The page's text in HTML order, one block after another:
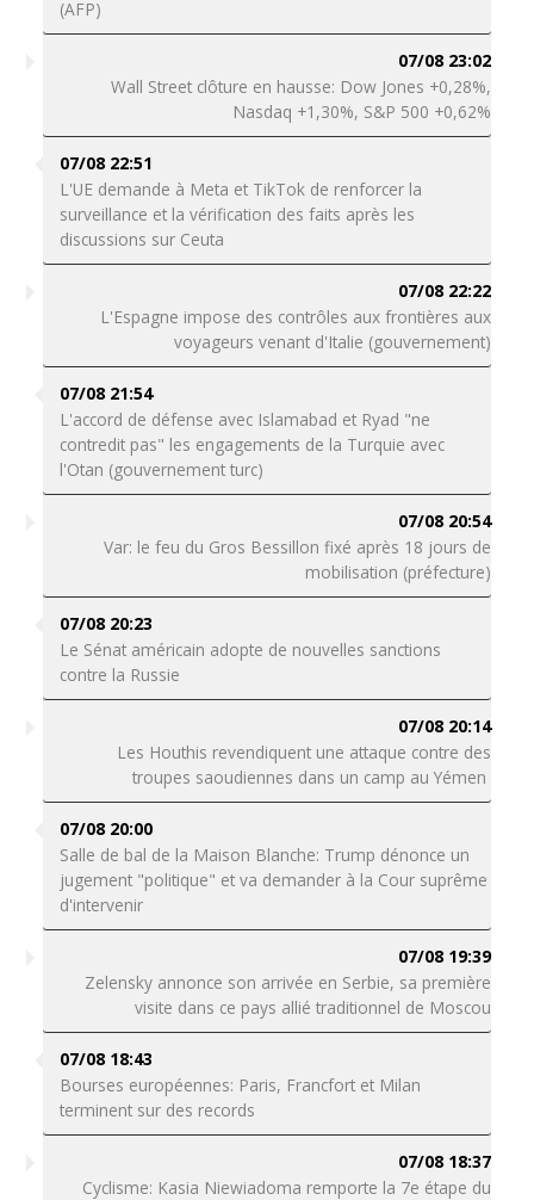
(AFP)
07/08 23:02
Wall Street clôture en hausse: Dow Jones +0,28%,
Nasdaq +1,30%, S&P 500 +0,62%
07/08 22:51
L'UE demande à Meta et TikTok de renforcer la
surveillance et la vérification des faits après les
discussions sur Ceuta
07/08 22:22
L'Espagne impose des contrôles aux frontières aux
voyageurs venant d'Italie (gouvernement)
07/08 21:54
L'accord de défense avec Islamabad et Ryad "ne
contredit pas" les engagements de la Turquie avec
l'Otan (gouvernement turc)
07/08 20:54
Var: le feu du Gros Bessillon fixé après 18 jours de
mobilisation (préfecture)
07/08 20:23
Le Sénat américain adopte de nouvelles sanctions
contre la Russie
07/08 20:14
Les Houthis revendiquent une attaque contre des
troupes saoudiennes dans un camp au Yémen
07/08 20:00
Salle de bal de la Maison Blanche: Trump dénonce un
jugement "politique" et va demander à la Cour suprême
d'intervenir
07/08 19:39
Zelensky annonce son arrivée en Serbie, sa première
visite dans ce pays allié traditionnel de Moscou
07/08 18:43
Bourses européennes: Paris, Francfort et Milan
terminent sur des records
07/08 18:37
Cyclisme: Kasia Niewiadoma remporte la 7e étape du